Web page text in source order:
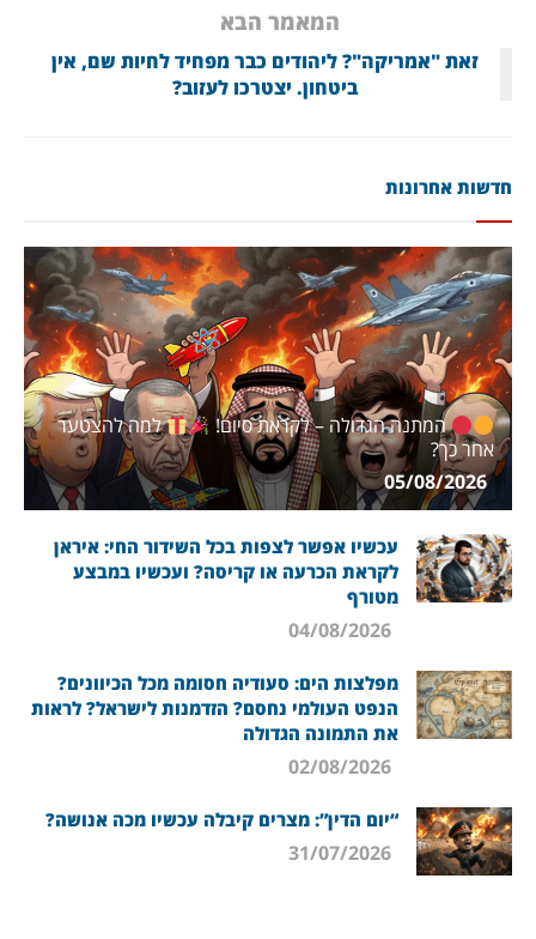
המאמר הבא
זאת "אמריקה"? ליהודים כבר מפחיד לחיות שם, אין
ביטחון. יצטרכו לעזוב?
חדשות אחרונות
המתנה הגדולה – לקראת סיום!
למה להצטער
אחר כך?
05/08/2026
עכשיו אפשר לצפות בכל השידור החי: איראן
לקראת הכרעה או קריסה? ועכשיו במבצע
מטורף
מפלצות הים: סעודיה חסומה מכל הכיוונים?
הנפט העולמי נחסם? הזדמנות לישראל? לראות
את התמונה הגדולה
“יום הדין”: מצרים קיבלה עכשיו מכה אנושה?